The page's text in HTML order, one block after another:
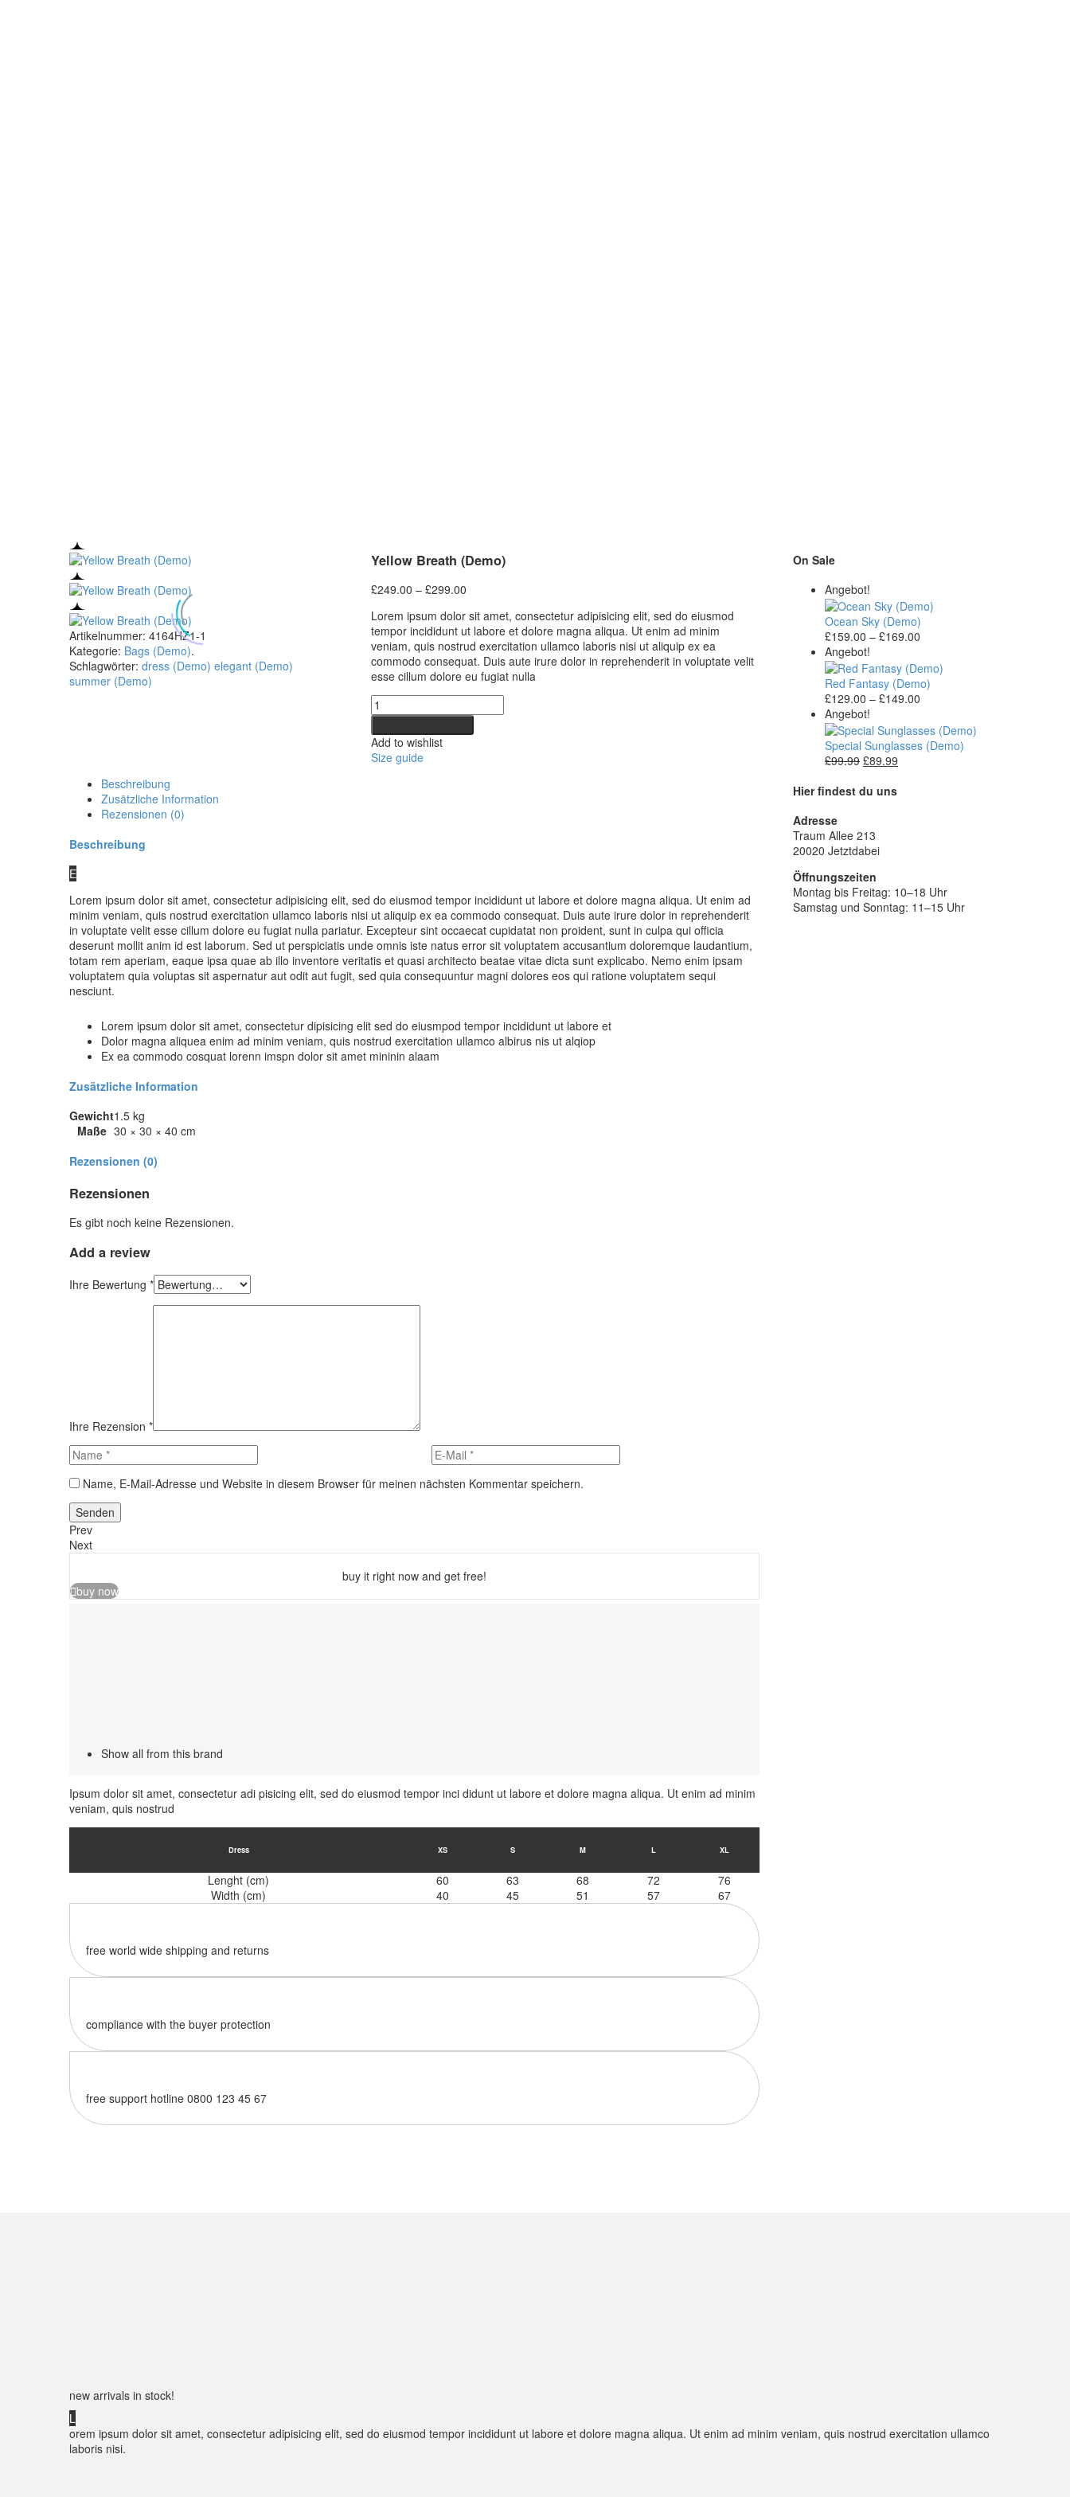
Artikelnummer: 4164HZ1-1
Kategorie: Bags (Demo).
Schlagwörter: dress (Demo) elegant (Demo)
summer (Demo)
Yellow Breath (Demo)
£249.00 – £299.00Preisspanne:
bis
£299.00
Lorem ipsum dolor sit amet, consectetur adipisicing elit, sed do eiusmod
tempor incididunt ut labore et dolore magna aliqua. Ut enim ad minim
veniam, quis nostrud exercitation ullamco laboris nisi ut aliquip ex ea
commodo consequat. Duis aute irure dolor in reprehenderit in voluptate velit
esse cillum dolore eu fugiat nulla
Yellow
Breath
(Demo)
Menge
Add to wishlist
Size guide
Beschreibung
Zusätzliche Information
Rezensionen (0)
Beschreibung
E
Lorem ipsum dolor sit amet, consectetur adipisicing elit, sed do eiusmod tempor incididunt ut labore et dolore magna aliqua. Ut enim ad
minim veniam, quis nostrud exercitation ullamco laboris nisi ut aliquip ex ea commodo consequat. Duis aute irure dolor in reprehenderit
in voluptate velit esse cillum dolore eu fugiat nulla pariatur. Excepteur sint occaecat cupidatat non proident, sunt in culpa qui officia
deserunt mollit anim id est laborum. Sed ut perspiciatis unde omnis iste natus error sit voluptatem accusantium doloremque laudantium,
totam rem aperiam, eaque ipsa quae ab illo inventore veritatis et quasi architecto beatae vitae dicta sunt explicabo. Nemo enim ipsam
voluptatem quia voluptas sit aspernatur aut odit aut fugit, sed quia consequuntur magni dolores eos qui ratione voluptatem sequi
nesciunt.
Lorem ipsum dolor sit amet, consectetur dipisicing elit sed do eiusmpod tempor incididunt ut labore et
Dolor magna aliquea enim ad minim veniam, quis nostrud exercitation ullamco albirus nis ut alqiop
Ex ea commodo cosquat lorenn imspn dolor sit amet mininin alaam
Zusätzliche Information
Gewicht1.5 kg
Maße 30 × 30 × 40 cm
Rezensionen (0)
Rezensionen
Es gibt noch keine Rezensionen.
Add a review
Ihre Bewertung *
Ihre Rezension *
Name, E-Mail-Adresse und Website in diesem Browser für meinen nächsten Kommentar speichern.
Senden
Prev
Next
buy it right now and get free!
buy now
Show all from this brand
Ipsum dolor sit amet, consectetur adi pisicing elit, sed do eiusmod tempor inci didunt ut labore et dolore magna aliqua. Ut enim ad minim
veniam, quis nostrud
Dress XS S M L XL
Lenght (cm) 60 63 68 72
76
Width (cm)
40 45 51 57 67
free world wide shipping and returns
compliance with the buyer protection
free support hotline 0800 123 45 67
new arrivals in stock!
L
orem ipsum dolor sit amet, consectetur adipisicing elit, sed do eiusmod tempor incididunt ut labore et dolore magna aliqua. Ut enim ad minim veniam, quis nostrud exercitation ullamco
laboris nisi.
On Sale
Angebot!
Ocean Sky (Demo)
£159.00 – £169.00
bis
£169.00
Angebot!
Red Fantasy (Demo)
£129.00 – £149.00
bis
£149.00
Angebot!
Special Sunglasses (Demo)
£99.99 Ursprünglicher
war:
£89.99
Hier findest du uns
Adresse
Traum Allee 213
20020 Jetztdabei
Öffnungszeiten
Montag bis Freitag: 10–18 Uhr
Samstag und Sonntag: 11–15 Uhr